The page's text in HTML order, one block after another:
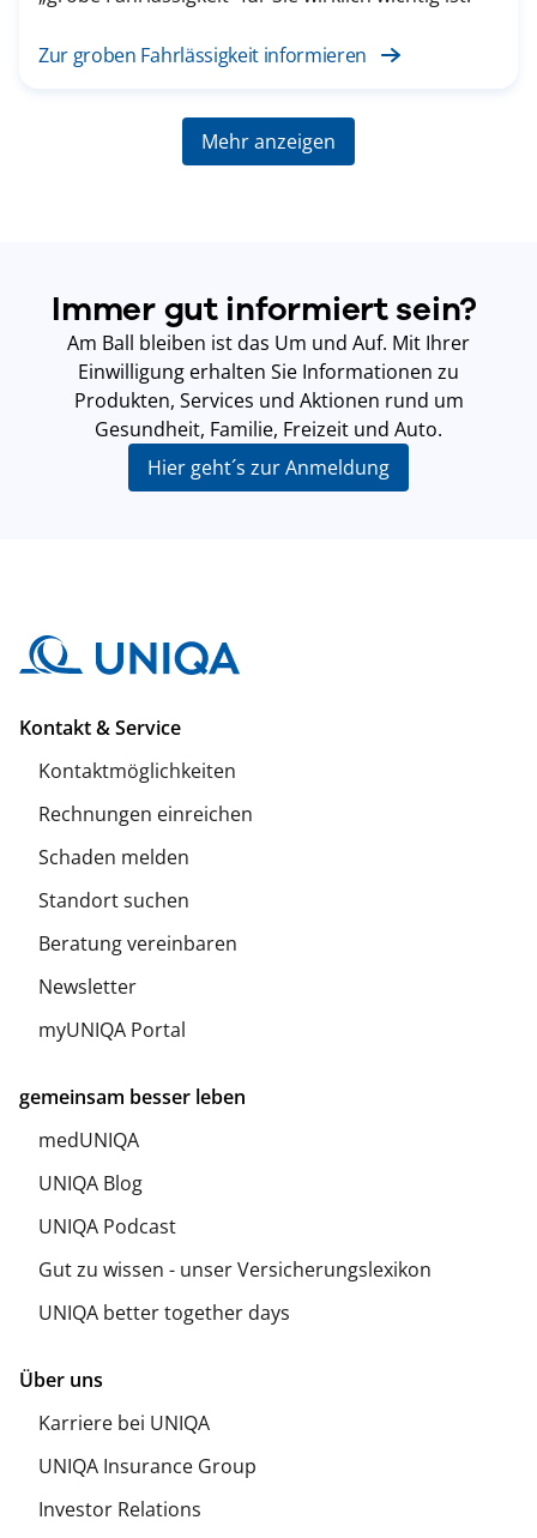
Zur groben Fahrlässigkeit informieren
Mehr anzeigen
Immer gut informiert sein?
Am Ball bleiben ist das Um und Auf. Mit Ihrer
Einwilligung erhalten Sie Informationen zu
Produkten, Services und Aktionen rund um
Gesundheit, Familie, Freizeit und Auto.
Hier geht´s zur Anmeldung
Kontakt & Service
Kontaktmöglichkeiten
Rechnungen einreichen
Schaden melden
Standort suchen
Beratung vereinbaren
Newsletter
myUNIQA Portal
gemeinsam besser leben
medUNIQA
UNIQA Blog
UNIQA Podcast
Gut zu wissen - unser Versicherungslexikon
UNIQA better together days
Über uns
Karriere bei UNIQA
UNIQA Insurance Group
Investor Relations